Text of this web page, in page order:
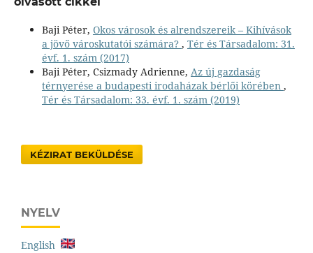
Baji Péter, Okos városok és alrendszereik – Kihívások
a jövő városkutatói számára? , Tér és Társadalom: 31.
évf. 1. szám (2017)
Baji Péter, Csizmady Adrienne, Az új gazdaság
térnyerése a budapesti irodaházak bérlői körében ,
Tér és Társadalom: 33. évf. 1. szám (2019)
KÉZIRAT BEKÜLDÉSE
NYELV
English